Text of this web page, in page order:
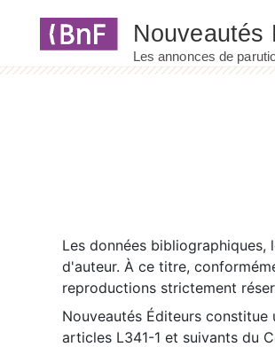
Les données
d'auteur. À ce titre,
reproductions strictement
Nouveautés Éditeurs constitue
articles L341-1 et suivants du